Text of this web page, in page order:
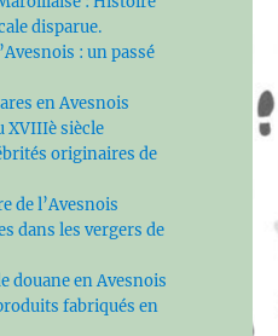
disparue.
: un passé
en Avesnois
XVIIIè siècle
originaires de
de l’Avesnois
dans les vergers de
douane en Avesnois
fabriqués en